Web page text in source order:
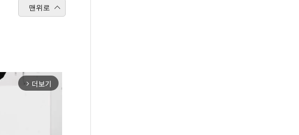
맨위로
arrow_forward_ios 더보기